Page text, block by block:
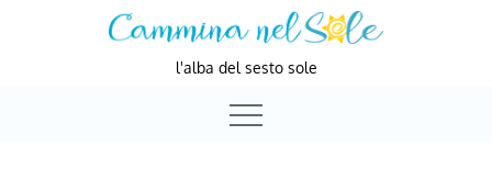
l'alba del sesto sole